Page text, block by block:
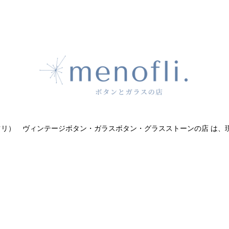
） ヴィンテージボタン・ガラスボタン・グラスストーンの店 は、